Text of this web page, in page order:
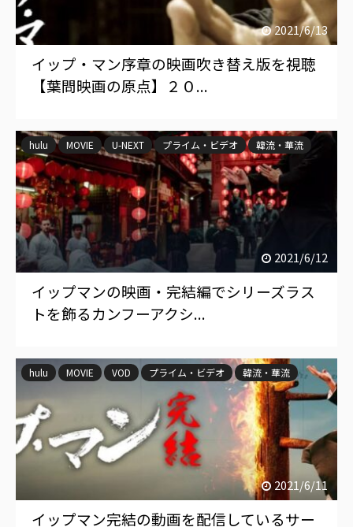
2021/6/13
イップ・マン序章の映画吹き替え版を視聴
【葉問映画の原点】２０...
2021/6/12
hulu MOVIE U-NEXT プライム・ビデオ 韓流・華流
イップマンの映画・完結編でシリーズラス
トを飾るカンフーアクシ...
2021/6/11
hulu MOVIE VOD プライム・ビデオ 韓流・華流
イップマン完結の動画を配信しているサー